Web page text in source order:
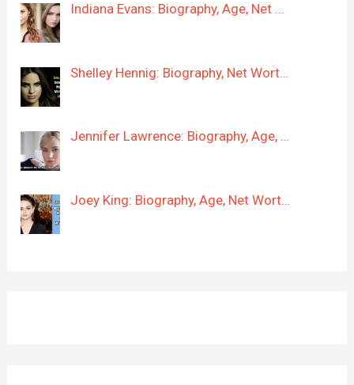
Indiana Evans: Biography, Age, Net …
Shelley Hennig: Biography, Net Wort…
Jennifer Lawrence: Biography, Age, …
Joey King: Biography, Age, Net Wort…